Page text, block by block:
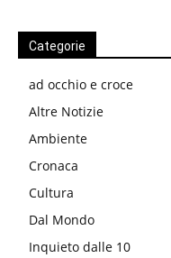
Categorie
ad occhio e croce
Altre Notizie
Ambiente
Cronaca
Cultura
Dal Mondo
Inquieto dalle 10